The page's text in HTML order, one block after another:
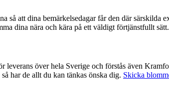
särskilda extra touchen. Interflora var ett av de företag som var tidigast ute med
dina nära och kära på ett väldigt förtjänstfullt sätt.
Euroflorist var först ut med nätbaserade blombud och har därmed god erfarenhet
har de allt du kan tänkas önska dig. Skicka